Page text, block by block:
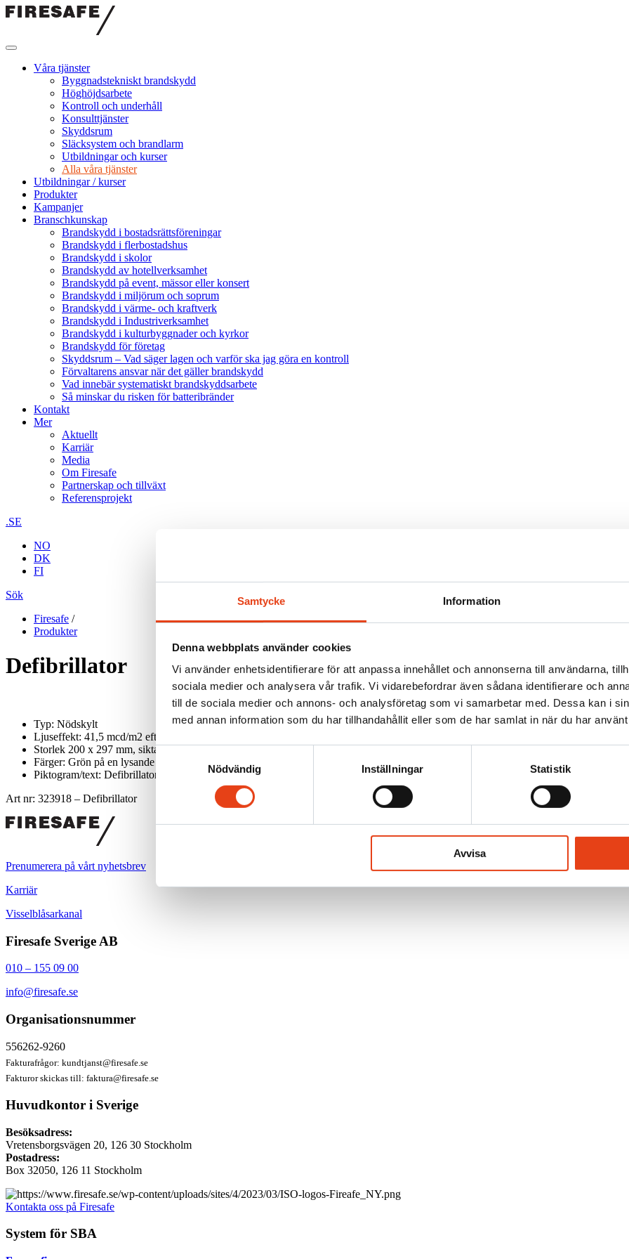
Samtycke Information
Denna webbplats använder cookies
Vi använder enhetsidentifierare för att anpassa innehållet och annonserna till användarna,
sociala medier och analysera vår trafik. Vi vidarebefordrar även sådana identifierare och
till de sociala medier och annons- och analysföretag som vi samarbetar med. Dessa kan i
med annan information som du har tillhandahållit eller som de har samlat in när du har
Samtyckesval
Nödvändig
Inställningar Statistik
Avvisa
Hoppa
Firesafe
Våra tjänster
Byggnadstekniskt brandskydd
Höghöjdsarbete
Kontroll och underhåll
Konsulttjänster
Skyddsrum
Släcksystem och brandlarm
Utbildningar och kurser
Alla våra tjänster
Utbildningar / kurser
Produkter
Kampanjer
Branschkunskap
Brandskydd i bostadsrättsföreningar
Brandskydd i flerbostadshus
Brandskydd i skolor
Brandskydd av hotellverksamhet
Brandskydd på event, mässor eller konsert
Brandskydd i miljörum och soprum
Brandskydd i värme- och kraftverk
Brandskydd i Industriverksamhet
Brandskydd i kulturbyggnader och kyrkor
Brandskydd för företag
Skyddsrum – Vad säger lagen och varför ska jag göra en kontroll
Förvaltarens ansvar när det gäller brandskydd
Vad innebär systematiskt brandskyddsarbete
Så minskar du risken för batteribränder
Kontakt
Mer
Aktuellt
Karriär
Media
Om Firesafe
Partnerskap och tillväxt
Referensprojekt
.SE
NO
DK
FI
Sök
Firesafe /
Produkter
Defibrillator
Typ: Nödskylt
Ljuseffekt: 41,5 mcd/m2 efter 60 minuter
Storlek 200 x 297 mm, siktavstånd: 20 m
Färger: Grön på en lysande gul-vit bakgrund
Piktogram/text: Defibrillator
Art nr: 323918 – Defibrillator
Prenumerera på vårt nyhetsbrev
Karriär
Visselblåsarkanal
Firesafe Sverige AB
010 – 155 09 00
info@firesafe.se
Organisationsnummer
556262-9260
Fakturafrågor: kundtjanst@firesafe.se
Fakturor skickas till: faktura@firesafe.se
Huvudkontor i Sverige
Besöksadress:
Vretensborgsvägen 20, 126 30 Stockholm
Postadress:
Box 32050, 126 11 Stockholm
Kontakta oss på Firesafe
System för SBA